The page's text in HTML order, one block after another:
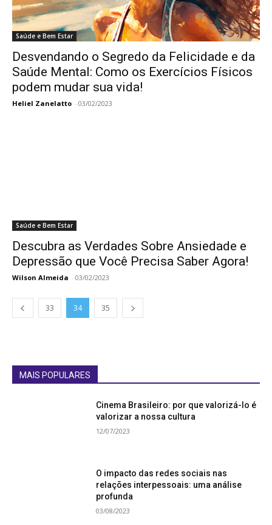
Saúde e Bem Estar
Desvendando o Segredo da Felicidade e da
Saúde Mental: Como os Exercícios Físicos
podem mudar sua vida!
Heliel Zanelatto - 03/02/2023
Saúde e Bem Estar
Descubra as Verdades Sobre Ansiedade e
Depressão que Você Precisa Saber Agora!
Wilson Almeida - 03/02/2023
33 34 35
MAIS POPULARES
Cinema Brasileiro: por que valorizá-lo é
valorizar a nossa cultura
12/07/2023
O impacto das redes sociais nas
relações interpessoais: uma análise
profunda
03/08/2023